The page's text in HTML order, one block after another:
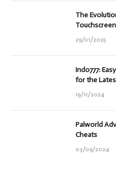
The
29/01/2025
Indo777:
for the
19/11/2024
Palworld
Cheats
03/09/2024